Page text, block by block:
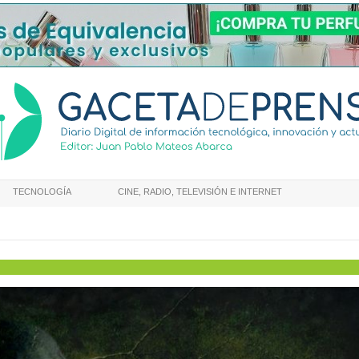
TECNOLOGÍA CINE, RADIO, TELEVISIÓN E INTERNET